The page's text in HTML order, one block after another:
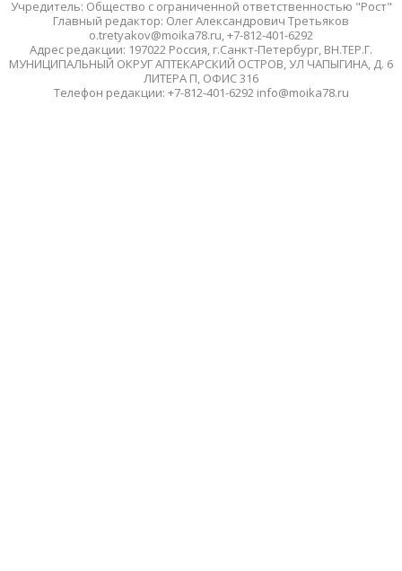
Учредитель: Общество с ограниченной ответственностью "Рост"
Главный редактор: Олег Александрович Третьяков
o.tretyakov@moika78.ru, +7-812-401-6292
Адрес редакции: 197022 Россия, г.Санкт-Петербург, ВН.ТЕР.Г.
МУНИЦИПАЛЬНЫЙ ОКРУГ АПТЕКАРСКИЙ ОСТРОВ, УЛ ЧАПЫГИНА, Д. 6
ЛИТЕРА П, ОФИС 316
Телефон редакции: +7-812-401-6292 info@moika78.ru